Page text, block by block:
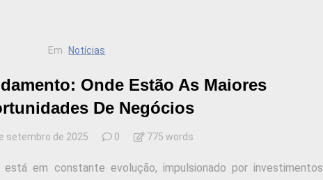
Em Notícias
Onde Estão As Maiores
De Negócios
setembro de 2025 0 775 words
em constante evolução, impulsionado por investimentos